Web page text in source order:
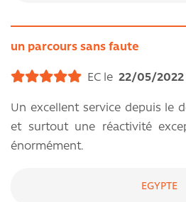
un parcours sans faute
EC le 22/05/2022
Un excellent service depuis le
et surtout une réactivité
énormément.
EGYPTE